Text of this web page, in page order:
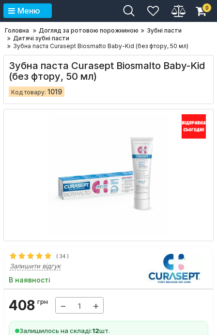
Меню 0
Головна Догляд за ротовою порожниною
Зубні пасти
Дитячі зубні пасти
Зубна паста Curasept Biosmalto Baby-Kid (без фтору, 50 мл)
Зубна паста Curasept Biosmalto Baby-Kid
(без фтору, 50 мл)
Код товару: 1019
( 34 )
Залишити відгук
В наявності
408 грн − +
Залишилось на складі:12шт.